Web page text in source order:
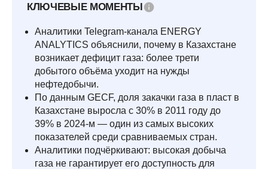
КЛЮЧЕВЫЕ МОМЕНТЫ
Аналитики Telegram-канала ENERGY
ANALYTICS объяснили, почему в Казахстане
возникает дефицит газа: более трети
добытого объёма уходит на нужды
нефтедобычи.
По данным GECF, доля закачки газа в пласт в
Казахстане выросла с 30% в 2011 году до
39% в 2024-м — один из самых высоких
показателей среди сравниваемых стран.
Аналитики подчёркивают: высокая добыча
газа не гарантирует его доступность для